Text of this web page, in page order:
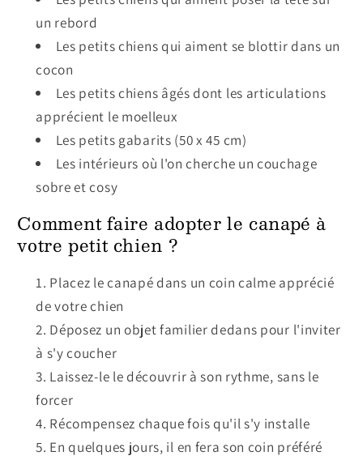
un rebord
Les petits chiens qui aiment se blottir dans un
cocon
Les petits chiens âgés dont les articulations
apprécient le moelleux
Les petits gabarits (50 x 45 cm)
Les intérieurs où l'on cherche un couchage
sobre et cosy
Comment faire adopter le canapé à
votre petit chien ?
Placez le canapé dans un coin calme apprécié
de votre chien
Déposez un objet familier dedans pour l'inviter
à s'y coucher
Laissez-le le découvrir à son rythme, sans le
forcer
Récompensez chaque fois qu'il s'y installe
En quelques jours, il en fera son coin préféré